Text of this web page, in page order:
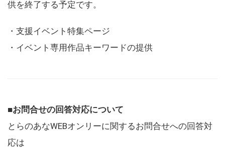
供を終了する予定です。
・支援イベント特集ページ
・イベント専用作品キーワードの提供
■お問合せの回答対応について
とらのあなWEBオンリーに関するお問合せへの回答対
応は